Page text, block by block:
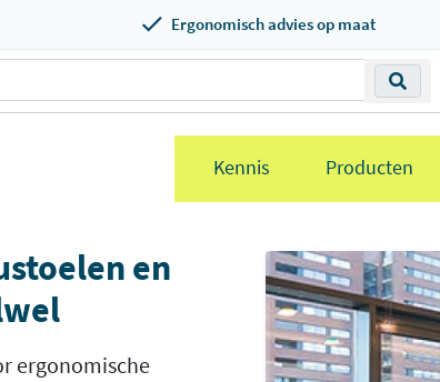
Ergonomisch advies op maat
Kennis Producten
en
ergonomische